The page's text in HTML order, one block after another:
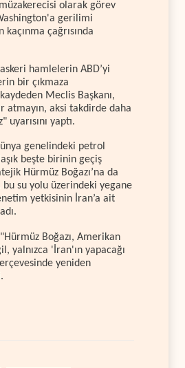
olarak görev
gerilimi
kaçınma çağrısında
hamlelerin ABD’yi
bir çıkmaza
Meclis Başkanı,
atmayın, aksi takdirde daha
uyarısını yaptı.
genelindeki petrol
beşte birinin geçiş
Hürmüz Boğazı’na da
su yolu üzerindeki yegane
yetkisinin İran’a ait
Boğazı, Amerikan
yalnızca 'İran'ın yapacağı
yeniden